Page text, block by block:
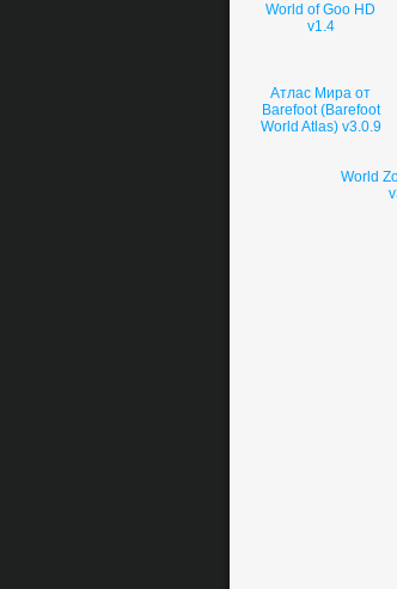
World of Goo HD
v1.4
Атлас Мира от
Barefoot (Barefoot
World Atlas) v3.0.9
World